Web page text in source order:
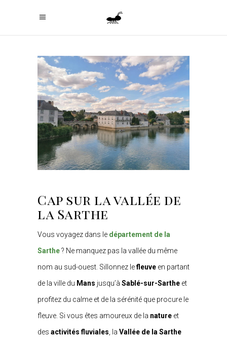
Cap sur la vallée de
la Sarthe
Vous voyagez dans le département de la
Sarthe? Ne manquez pas la vallée du même
nom au sud-ouest. Sillonnez lefleuve en partant
de la ville du Mans jusqu’à Sablé-sur-Sarthe et
profitez du calme et de la sérénité que procure le
fleuve. Si vous êtes amoureux de la nature et
des activités fluviales , la Vallée de la Sarthe